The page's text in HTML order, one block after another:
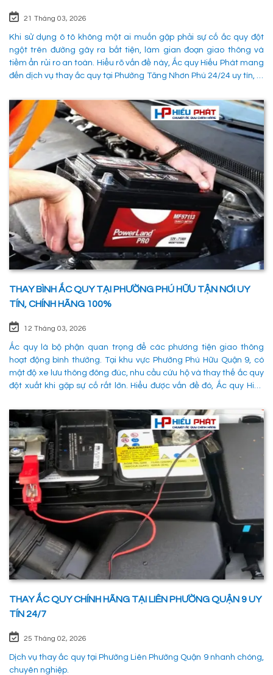
21 Tháng 03, 2026
Khi sử dụng ô tô không một ai muốn gặp phải sự cố ắc quy đột
ngột trên đường gây ra bất tiện, làm gian đoạn giao thông và
tiềm ẩn rủi ro an toàn. Hiểu rõ vấn đề này, Ắc quy Hiếu Phát mang
đến dịch vụ thay ắc quy tại Phường Tăng Nhơn Phú 24/24 uy tín, là
bảo an toàn cho các phường tiện và tiết kiệm thời gian cho người
sử dụng. 1. Các phương pháp khắc phục sự cố khi ắc quy hỏng tại
Phường Tăng Nhơn Phú Quận 9 Khi xe không thể khởi động do vấn
đề về điện, có rất nhiều ng
THAY BÌNH ẮC QUY TẠI PHƯỜNG PHÚ HỮU TẬN NƠI UY
TÍN, CHÍNH HÃNG 100%
12 Tháng 03, 2026
Ắc quy là bộ phận quan trọng để các phương tiện giao thông
hoạt động bình thường. Tại khu vực Phường Phú Hữu Quận 9, có
mật độ xe lưu thông đông đúc, nhu cầu cứu hộ và thay thế ắc quy
đột xuất khi gặp sự cố rất lớn. Hiểu được vấn đề đó, Ắc quy Hiếu
Hữu Quận 9 một cách nhanh chóng, chuyên nghiệp và đảm bảo
mọi hoạt động của các phương tiên giao thông không bị gián
đoạn. 1. Dịch vụ thay ắc quy tận nơi tại Phường Phú Hữu Quận 9
nhanh chóng, uy tín
THAY ẮC QUY CHÍNH HÃNG TẠI LIÊN PHƯỜNG QUẬN 9 UY
TÍN 24/7
25 Tháng 02, 2026
Dịch vụ thay ắc quy tại Phường Liên Phường Quận 9 nhanh chóng,
chuyên nghiệp.